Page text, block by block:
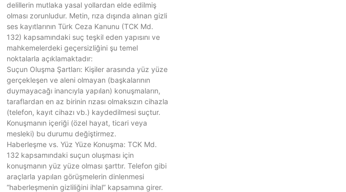
delillerin mutlaka yasal yollardan elde edilmiş
olması zorunludur. Metin, rıza dışında alınan gizli
ses kayıtlarının Türk Ceza Kanunu (TCK Md.
132) kapsamındaki suç teşkil eden yapısını ve
mahkemelerdeki geçersizliğini şu temel
noktalarla açıklamaktadır:
Suçun Oluşma Şartları: Kişiler arasında yüz yüze
gerçekleşen ve aleni olmayan (başkalarının
duymayacağı inancıyla yapılan) konuşmaların,
taraflardan en az birinin rızası olmaksızın cihazla
(telefon, kayıt cihazı vb.) kaydedilmesi suçtur.
Konuşmanın içeriği (özel hayat, ticari veya
mesleki) bu durumu değiştirmez.
Haberleşme vs. Yüz Yüze Konuşma: TCK Md.
132 kapsamındaki suçun oluşması için
konuşmanın yüz yüze olması şarttır. Telefon gibi
araçlarla yapılan görüşmelerin dinlenmesi
“haberleşmenin gizliliğini ihlal” kapsamına girer.